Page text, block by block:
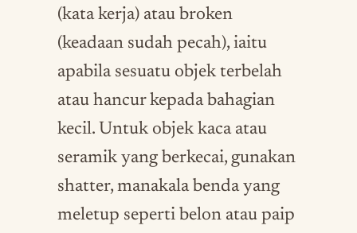
(kata kerja) atau broken
(keadaan sudah pecah), iaitu
apabila sesuatu objek terbelah
atau hancur kepada bahagian
kecil. Untuk objek kaca atau
seramik yang berkecai, gunakan
shatter, manakala benda yang
meletup seperti belon atau paip